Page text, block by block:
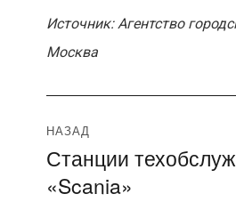
Источник: Агентство
Москва
Навигация
по
НАЗАД
Предыдущая
запись:
Станции
«Scania»